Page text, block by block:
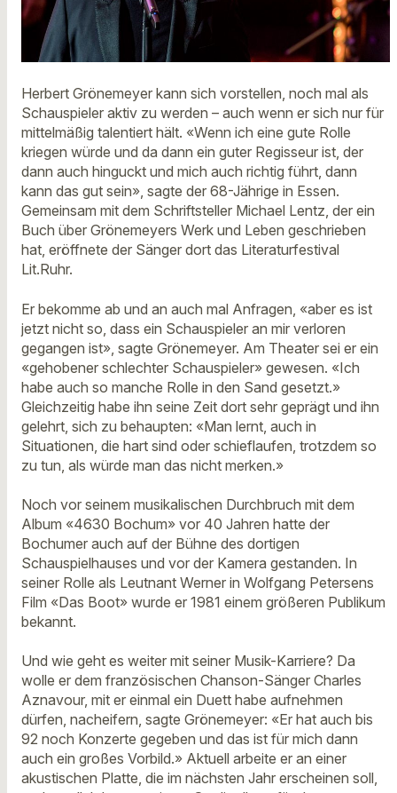
Herbert Grönemeyer kann sich vorstellen, noch mal als
Schauspieler aktiv zu werden – auch wenn er sich nur für
mittelmäßig talentiert hält. «Wenn ich eine gute Rolle
kriegen würde und da dann ein guter Regisseur ist, der
dann auch hinguckt und mich auch richtig führt, dann
kann das gut sein», sagte der 68-Jährige in Essen.
Gemeinsam mit dem Schriftsteller Michael Lentz, der ein
Buch über Grönemeyers Werk und Leben geschrieben
hat, eröffnete der Sänger dort das Literaturfestival
Lit.Ruhr.
Er bekomme ab und an auch mal Anfragen, «aber es ist
jetzt nicht so, dass ein Schauspieler an mir verloren
gegangen ist», sagte Grönemeyer. Am Theater sei er ein
«gehobener schlechter Schauspieler» gewesen. «Ich
habe auch so manche Rolle in den Sand gesetzt.»
Gleichzeitig habe ihn seine Zeit dort sehr geprägt und ihn
gelehrt, sich zu behaupten: «Man lernt, auch in
Situationen, die hart sind oder schieflaufen, trotzdem so
zu tun, als würde man das nicht merken.»
Noch vor seinem musikalischen Durchbruch mit dem
Album «4630 Bochum» vor 40 Jahren hatte der
Bochumer auch auf der Bühne des dortigen
Schauspielhauses und vor der Kamera gestanden. In
seiner Rolle als Leutnant Werner in Wolfgang Petersens
Film «Das Boot» wurde er 1981 einem größeren Publikum
bekannt.
Und wie geht es weiter mit seiner Musik-Karriere? Da
wolle er dem französischen Chanson-Sänger Charles
Aznavour, mit er einmal ein Duett habe aufnehmen
dürfen, nacheifern, sagte Grönemeyer: «Er hat auch bis
92 noch Konzerte gegeben und das ist für mich dann
auch ein großes Vorbild.» Aktuell arbeite er an einer
akustischen Platte, die im nächsten Jahr erscheinen soll,